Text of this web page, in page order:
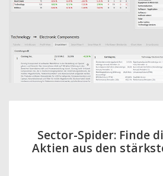
Sector-Spider: Finde
Aktien aus den